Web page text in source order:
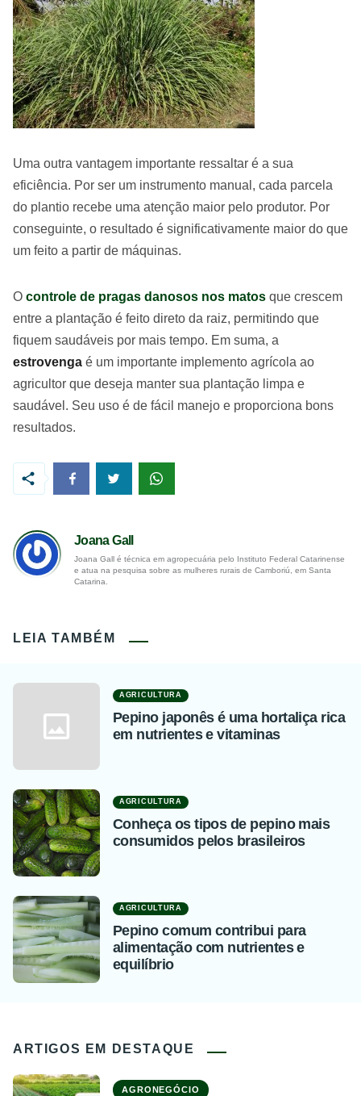
Uma outra vantagem importante ressaltar é a sua
eficiência. Por ser um instrumento manual, cada parcela
do plantio recebe uma atenção maior pelo produtor. Por
conseguinte, o resultado é significativamente maior do que
um feito a partir de máquinas.
O controle de pragas danosos nos matos que crescem
entre a plantação é feito direto da raiz, permitindo que
fiquem saudáveis por mais tempo. Em suma, a
estrovenga é um importante implemento agrícola ao
agricultor que deseja manter sua plantação limpa e
saudável. Seu uso é de fácil manejo e proporciona bons
resultados.
Joana Gall
Joana Gall é técnica em agropecuária pelo Instituto Federal Catarinense
e atua na pesquisa sobre as mulheres rurais de Camboriú, em Santa
Catarina.
LEIA TAMBÉM
AGRICULTURA
Pepino japonês é uma hortaliça rica
em nutrientes e vitaminas
AGRICULTURA
Conheça os tipos de pepino mais
consumidos pelos brasileiros
AGRICULTURA
Pepino comum contribui para
alimentação com nutrientes e
equilíbrio
ARTIGOS EM DESTAQUE
AGRONEGÓCIO